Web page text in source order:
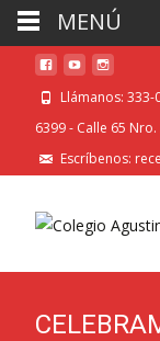
Llámanos:
6399 - Calle 65
Escríbenos:
MENÚ